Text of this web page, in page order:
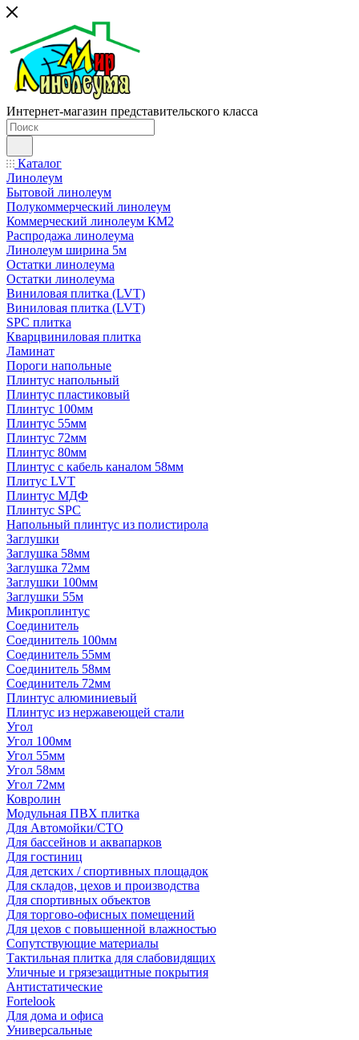
Интернет-магазин представительского класса
Каталог
Линолеум
Бытовой линолеум
Полукоммерческий линолеум
Коммерческий линолеум КМ2
Распродажа линолеума
Линолеум ширина 5м
Остатки линолеума
Остатки линолеума
Виниловая плитка (LVT)
Виниловая плитка (LVT)
SPC плитка
Кварцвиниловая плитка
Ламинат
Пороги напольные
Плинтус напольный
Плинтус пластиковый
Плинтус 100мм
Плинтус 55мм
Плинтус 72мм
Плинтус 80мм
Плинтус с кабель каналом 58мм
Плитус LVT
Плинтус МДФ
Плинтус SPC
Напольный плинтус из полистирола
Заглушки
Заглушка 58мм
Заглушка 72мм
Заглушки 100мм
Заглушки 55м
Микроплинтус
Соединитель
Соединитель 100мм
Соединитель 55мм
Соединитель 58мм
Соединитель 72мм
Плинтус алюминиевый
Плинтус из нержавеющей стали
Угол
Угол 100мм
Угол 55мм
Угол 58мм
Угол 72мм
Ковролин
Модульная ПВХ плитка
Для Автомойки/СТО
Для бассейнов и аквапарков
Для гостиниц
Для детских / спортивных площадок
Для складов, цехов и производства
Для спортивных объектов
Для торгово-офисных помещений
Для цехов с повышенной влажностью
Сопутствующие материалы
Тактильная плитка для слабовидящих
Уличные и грязезащитные покрытия
Антистатические
Fortelook
Для дома и офиса
Универсальные